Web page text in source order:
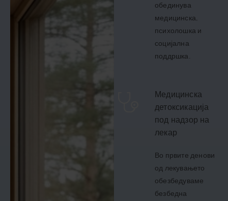
обединува
медицинска,
психолошка и
социјална
поддршка.
Медицинска
детоксикација
под надзор на
лекар
Во првите денови
од лекувањето
обезбедуваме
безбедна